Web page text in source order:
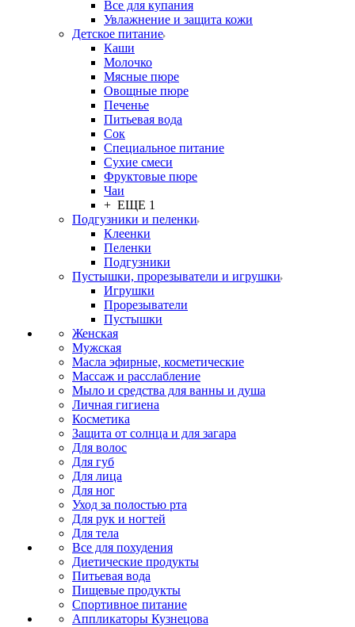
Все для купания
Увлажнение и защита кожи
Детское питание
Каши
Молочко
Мясные пюре
Овощные пюре
Печенье
Питьевая вода
Сок
Специальное питание
Сухие смеси
Фруктовые пюре
Чаи
+ ЕЩЕ 1
Подгузники и пеленки
Клеенки
Пеленки
Подгузники
Пустышки, прорезыватели и игрушки
Игрушки
Прорезыватели
Пустышки
Женская
Мужская
Масла эфирные, косметические
Массаж и расслабление
Мыло и средства для ванны и душа
Личная гигиена
Косметика
Защита от солнца и для загара
Для волос
Для губ
Для лица
Для ног
Уход за полостью рта
Для рук и ногтей
Для тела
Все для похудения
Диетические продукты
Питьевая вода
Пищевые продукты
Спортивное питание
Аппликаторы Кузнецова